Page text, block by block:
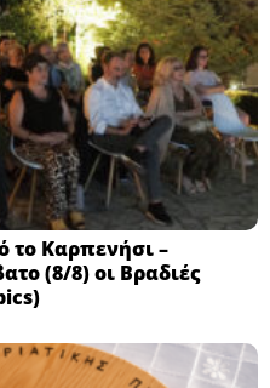
το Καρπενήσι –
(8/8) οι Βραδιές